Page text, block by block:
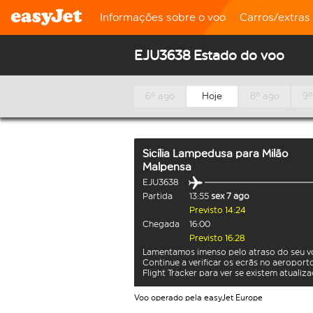
Informações sobre o voo Carros/extras
EJU3638 Estado do voo
6º ago Hoje 8º ago
Sicília Lampedusa para Milão
Malpensa
EJU3638
Partida
13:55 sex 7 ago
Previsto 14:24
Chegada
16:00
Previsto 16:28
Lamentamos imenso pelo atraso do seu
Continue a verificar os ecrãs no
Flight Tracker para ver se existem
Voo operado pela easyJet Europe